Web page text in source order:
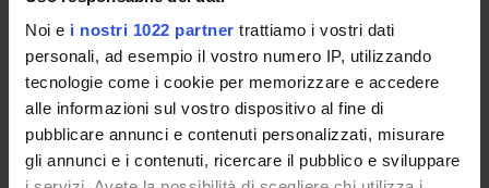
Noi e i nostri 1022 partner trattiamo i vostri dati
personali, ad esempio il vostro numero IP, utilizzando
tecnologie come i cookie per memorizzare e accedere
alle informazioni sul vostro dispositivo al fine di
pubblicare annunci e contenuti personalizzati, misurare
gli annunci e i contenuti, ricercare il pubblico e sviluppare
Laura Anna Macor
Componente
Davide Poggi
Componente